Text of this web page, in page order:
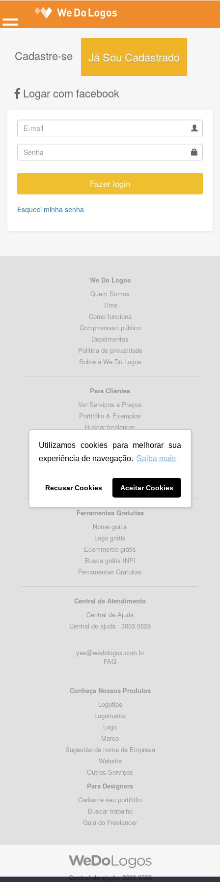
Utilizamos cookies para melhorar sua
experiência de navegação. Saiba mais
Recusar Cookies Aceitar Cookies
Cadastre-se Já Sou Cadastrado
Logar com facebook
Fazer login
Esqueci minha senha
We Do Logos
Quem Somos
Time
Como funciona
Compromisso público
Depoimentos
Politica de privacidade
Sobre a We Do Logos
Para Clientes
Ver Serviços e Preços
Portifólio & Exemplos
Buscar freelancer
Importancia da Logomarca
Como fazer um Logotipo
Ferramentas Gratuitas
Nome grátis
Logo grátis
Ecommerce grátis
Busca grátis INPI
Ferramentas Gratuitas
Central de Atendimento
Central de Ajuda
Central de ajuda : 3003 0528
yes@wedologos.com.br
FAQ
Conheça Nossos Produtos
Logotipo
Logomarca
Logo
Marca
Sugestão de nome de Empresa
Website
Outros Serviços
Para Designers
Cadastre seu portifólio
Buscar trabalho
Guia do Freelancer
Central de ajuda: 3003 0528